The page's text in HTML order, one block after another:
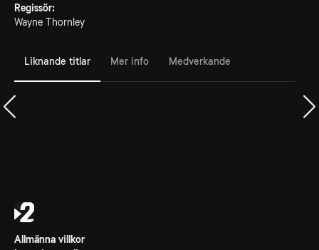
Regissör:
Wayne Thornley
Liknande titlar Mer info Medverkande
Allmänna villkor